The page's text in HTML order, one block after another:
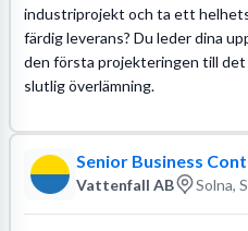
industriprojekt och ta ett
färdig leverans? Du leder dina
den första projekteringen till
slutlig överlämning.
Senior Business
Vattenfall AB Solna,